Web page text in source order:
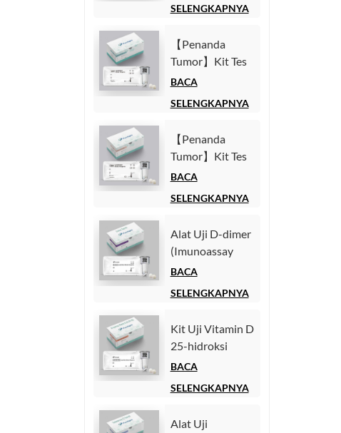
1 (CYFRA21-1)
Kemiluminesensi
Homogen)
SELENGKAPNYA
【Penanda
Tumor】Kit Tes
Alfa-Fetoprotein
(Imunoasai
Homogen)
BACA
SELENGKAPNYA
【Penanda
Tumor】Kit Tes
Antigen
(CEA)
Kemiluminesensi
Homogen)
BACA
SELENGKAPNYA
Alat Uji D-dimer
(Imunoassay
Chemiluminescence
BACA
SELENGKAPNYA
Kit Uji Vitamin D
25-hidroksi
(Imunoassay
Homogen))
BACA
SELENGKAPNYA
Alat Uji